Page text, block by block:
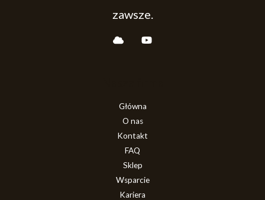
zawsze.
Główna
O nas
Kontakt
FAQ
Sklep
Wsparcie
Kariera